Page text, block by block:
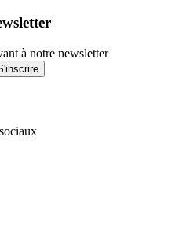
à notre newsletter